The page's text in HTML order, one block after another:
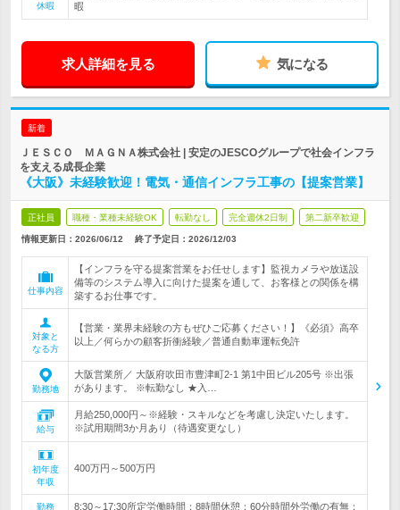
休暇
暇
求人詳細を見る 気になる
新着
ＪＥＳＣＯ ＭＡＧＮＡ株式会社 | 安定のJESCOグループで社会インフラ
を支える成長企業
《大阪》未経験歓迎！電気・通信インフラ工事の【提案営業】
正社員 職種・業種未経験OK 転勤なし 完全週休2日制 第二新卒歓迎
情報更新日：2026/06/12 終了予定日： 2026/12/03
仕事内容
【インフラを守る提案営業をお任せします】監視カメラや放送設
備等のシステム導入に向けた提案を通して、お客様との関係を構
築するお仕事です。
対象と
なる方
【営業・業界未経験の方もぜひご応募ください！】《必須》高卒
以上／何らかの顧客折衝経験／普通自動車運転免許
勤務地
大阪営業所／ 大阪府吹田市豊津町2-1 第1中田ビル205号 ※出張
があります。 ※転勤なし ★入…
給与
月給250,000円～※経験・スキルなどを考慮し決定いたします。
※試用期間3か月あり（待遇変更なし）
初年度
年収
400万円～500万円
勤務 8:30～17:30所定労働時間：8時間休憩：60分時間外労働の有無：